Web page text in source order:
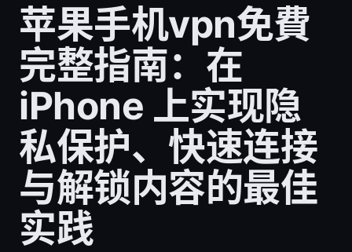
苹果手机vpn免費
完整指南：在
iPhone 上实现隐
私保护、快速连接
与解锁内容的最佳
实践